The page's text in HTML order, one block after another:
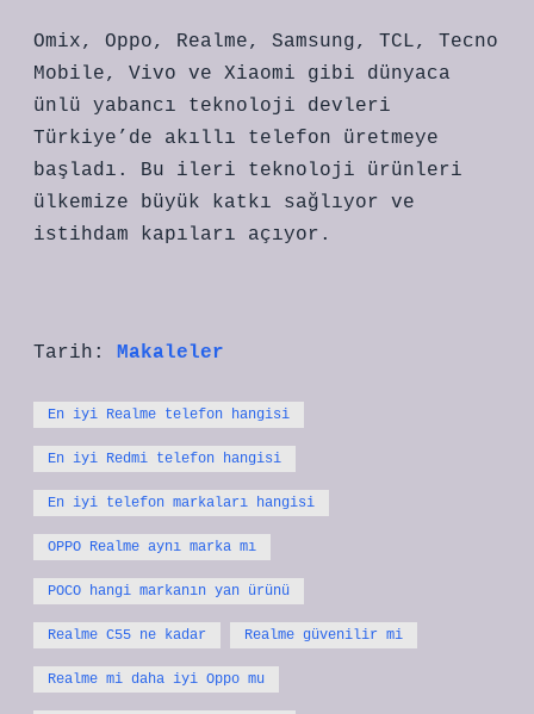
Omix, Oppo, Realme, Samsung, TCL, Tecno
Mobile, Vivo ve Xiaomi gibi dünyaca
ünlü yabancı teknoloji devleri
Türkiye’de akıllı telefon üretmeye
başladı. Bu ileri teknoloji ürünleri
ülkemize büyük katkı sağlıyor ve
istihdam kapıları açıyor.
Tarih: Makaleler
En iyi Realme telefon hangisi
En iyi Redmi telefon hangisi
En iyi telefon markaları hangisi
OPPO Realme aynı marka mı
POCO hangi markanın yan ürünü
Realme C55 ne kadar Realme güvenilir mi
Realme mi daha iyi Oppo mu